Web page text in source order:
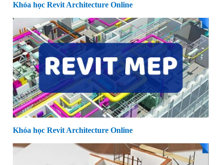
Khóa học Revit Architecture Online
Khóa học Revit Architecture Online